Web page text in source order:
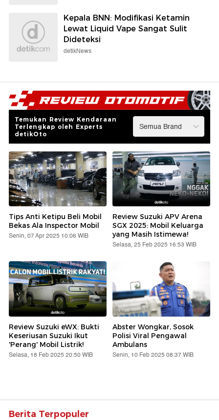
Kepala BNN: Modifikasi Ketamin
Lewat Liquid Vape Sangat Sulit
Dideteksi
detikNews
Temukan Review Kendaraan
Terlengkap oleh Experts
detikOto
Tips Anti Ketipu Beli Mobil
Bekas Ala Inspector Mobil
Senin, 07 Apr 2025 10:06 WIB
Review Suzuki APV Arena
SGX 2025: Mobil Keluarga
yang Masih Istimewa!
Selasa, 25 Feb 2025 16:53 WIB
Review Suzuki eWX: Bukti
Keseriusan Suzuki Ikut
'Perang' Mobil Listrik!
Selasa, 18 Feb 2025 20:50 WIB
Abster Wongkar, Sosok
Polisi Viral Pengawal
Ambulans
Senin, 10 Feb 2025 08:37 WIB
Berita Terpopuler